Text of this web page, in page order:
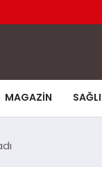
MAGAZIN